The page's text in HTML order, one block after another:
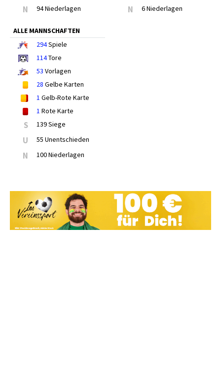
N 94 Niederlagen N 6 Niederlagen
ALLE MANNSCHAFTEN
294Spiele
114Tore
53 Vorlagen
28 Gelbe Karten
1 Gelb-Rote Karte
1 Rote Karte
S 139 Siege
U 55 Unentschieden
N 100 Niederlagen